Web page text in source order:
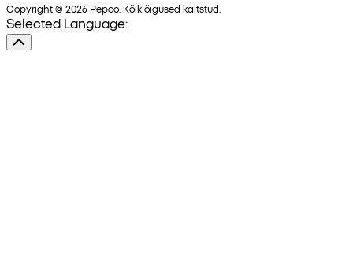
Copyright © 2026 Pepco. Kõik õigused kaitstud.
Selected Language: